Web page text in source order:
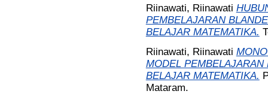
Riinawati, Riinawati
PEMBELAJARAN
BELAJAR MATEMATIKA.
Riinawati, Riinawati
MODEL
BELAJAR MATEMATIKA.
Mataram.